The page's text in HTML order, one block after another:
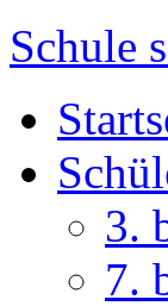
Schule
3.
7.